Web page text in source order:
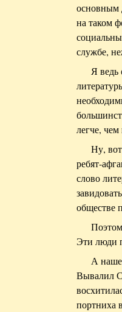
основным
на таком
службе,
Я ведь
легче,
Ну,
ребят-
слово
обществе
Эти люди
А наше
Вывалил
портниха